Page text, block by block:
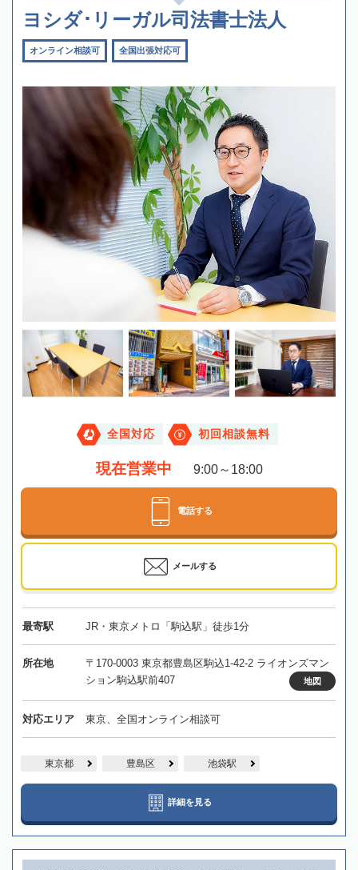
ヨシダ･リーガル司法書士法人
オンライン相談可 全国出張対応可
全国対応 初回相談無料
現在営業中 9:00～18:00
電話する
メールする
最寄駅 JR・東京メトロ「駒込駅」徒歩1分
所在地
〒170-0003 東京都豊島区駒込1-42-2 ライオンズマン
ション駒込駅前407
地図
対応エリア 東京、全国オンライン相談可
東京都 豊島区 池袋駅
詳細を見る